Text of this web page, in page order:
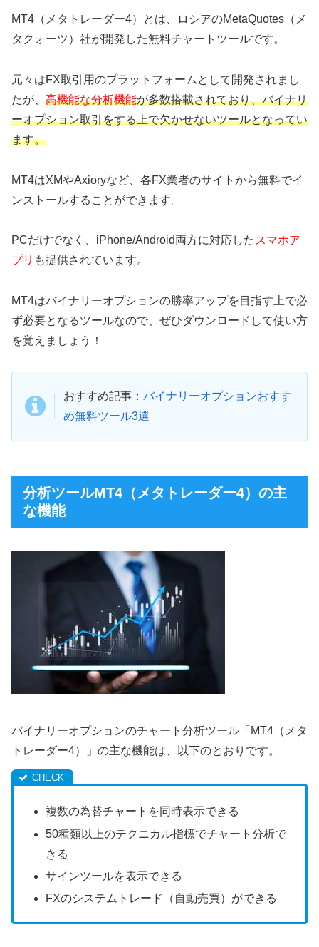
MT4（メタトレーダー4）とは、ロシアのMetaQuotes（メ
タクォーツ）社が開発した無料チャートツールです。
元々はFX取引用のプラットフォームとして開発されまし
たが、 高機能な分析機能が多数搭載されており、バイナリ
ーオプション取引をする上で欠かせないツールとなってい
ます。
MT4はXMやAxioryなど、各FX業者のサイトから無料でイ
ンストールすることができます。
PCだけでなく、iPhone/Android両方に対応した スマホア
プリ も提供されています。
MT4はバイナリーオプションの勝率アップを目指す上で必
ず必要となるツールなので、ぜひダウンロードして使い方
を覚えましょう！
おすすめ記事： バイナリーオプションおすす
め無料ツール3選
分析ツールMT4（メタトレーダー4）の主
な機能
バイナリーオプションのチャート分析ツール「MT4（メタ
トレーダー4）」の主な機能は、以下のとおりです。
複数の為替チャートを同時表示できる
50種類以上のテクニカル指標でチャート分析で
きる
サインツールを表示できる
FXのシステムトレード（自動売買）ができる